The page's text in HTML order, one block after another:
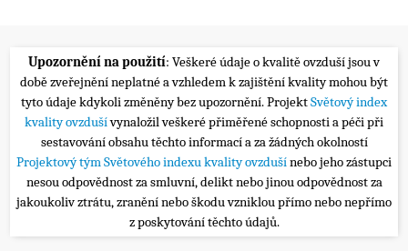
Upozornění na použití: Veškeré údaje o kvalitě ovzduší jsou v
době zveřejnění neplatné a vzhledem k zajištění kvality mohou být
tyto údaje kdykoli změněny bez upozornění. ProjektSvětový index
kvality ovzdušívynaložil veškeré přiměřené schopnosti a péči při
sestavování obsahu těchto informací a za žádných okolností
Projektový tým Světového indexu kvality ovzdušínebo jeho zástupci
nesou odpovědnost za smluvní, delikt nebo jinou odpovědnost za
jakoukoliv ztrátu, zranění nebo škodu vzniklou přímo nebo nepřímo
z poskytování těchto údajů.